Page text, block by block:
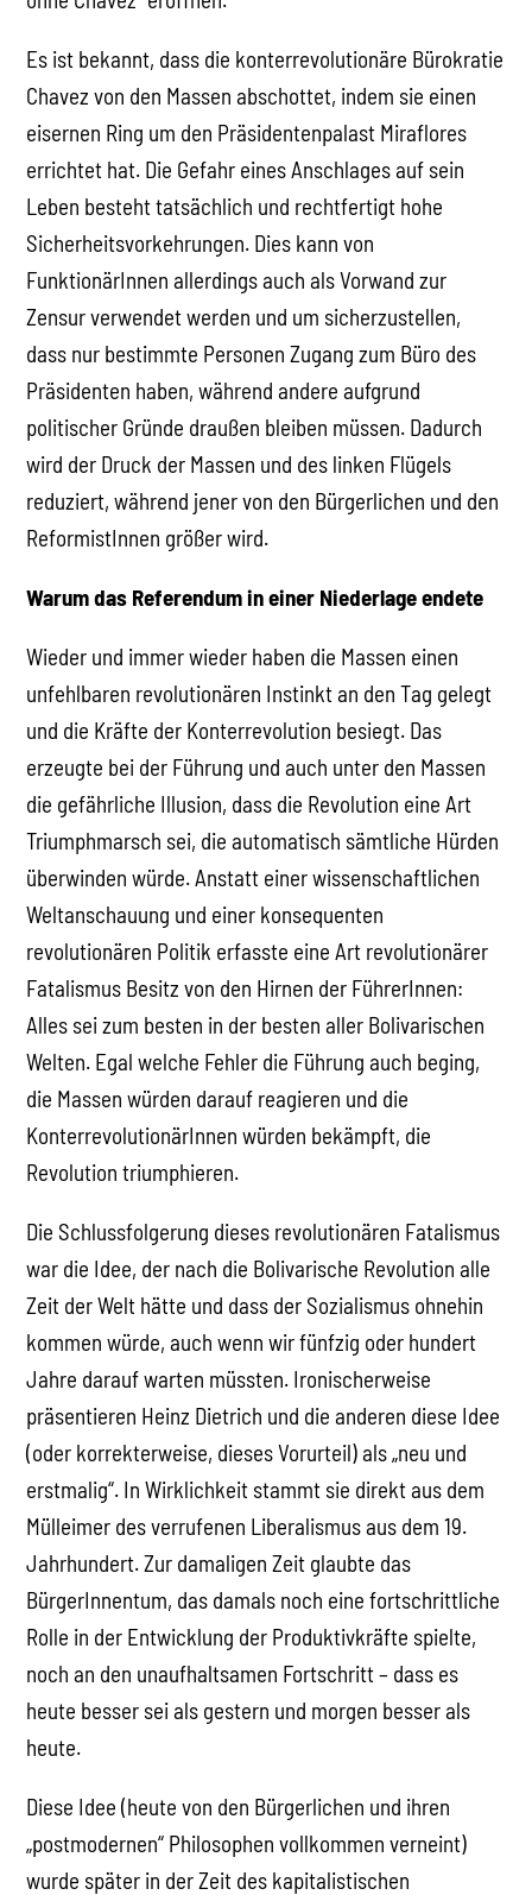
Es ist bekannt, dass die konterrevolutionäre Bürokratie
Chavez von den Massen abschottet, indem sie einen
eisernen Ring um den Präsidentenpalast Miraflores
errichtet hat. Die Gefahr eines Anschlages auf sein
Leben besteht tatsächlich und rechtfertigt hohe
Sicherheitsvorkehrungen. Dies kann von
FunktionärInnen allerdings auch als Vorwand zur
Zensur verwendet werden und um sicherzustellen,
dass nur bestimmte Personen Zugang zum Büro des
Präsidenten haben, während andere aufgrund
politischer Gründe draußen bleiben müssen. Dadurch
wird der Druck der Massen und des linken Flügels
reduziert, während jener von den Bürgerlichen und den
ReformistInnen größer wird.
Warum das Referendum in einer Niederlage endete
Wieder und immer wieder haben die Massen einen
unfehlbaren revolutionären Instinkt an den Tag gelegt
und die Kräfte der Konterrevolution besiegt. Das
erzeugte bei der Führung und auch unter den Massen
die gefährliche Illusion, dass die Revolution eine Art
Triumphmarsch sei, die automatisch sämtliche Hürden
überwinden würde. Anstatt einer wissenschaftlichen
Weltanschauung und einer konsequenten
revolutionären Politik erfasste eine Art revolutionärer
Fatalismus Besitz von den Hirnen der FührerInnen:
Alles sei zum besten in der besten aller Bolivarischen
Welten. Egal welche Fehler die Führung auch beging,
die Massen würden darauf reagieren und die
KonterrevolutionärInnen würden bekämpft, die
Revolution triumphieren.
Die Schlussfolgerung dieses revolutionären Fatalismus
war die Idee, der nach die Bolivarische Revolution alle
Zeit der Welt hätte und dass der Sozialismus ohnehin
kommen würde, auch wenn wir fünfzig oder hundert
Jahre darauf warten müssten. Ironischerweise
präsentieren Heinz Dietrich und die anderen diese Idee
(oder korrekterweise, dieses Vorurteil) als „neu und
erstmalig“. In Wirklichkeit stammt sie direkt aus dem
Mülleimer des verrufenen Liberalismus aus dem 19.
Jahrhundert. Zur damaligen Zeit glaubte das
BürgerInnentum, das damals noch eine fortschrittliche
Rolle in der Entwicklung der Produktivkräfte spielte,
noch an den unaufhaltsamen Fortschritt – dass es
heute besser sei als gestern und morgen besser als
heute.
Diese Idee (heute von den Bürgerlichen und ihren
„postmodernen“ Philosophen vollkommen verneint)
wurde später in der Zeit des kapitalistischen